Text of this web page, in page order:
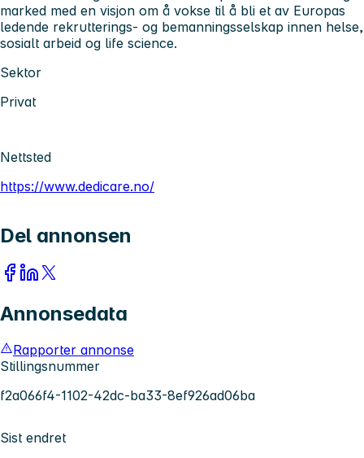
marked med en visjon om å vokse til å bli et av Europas
ledende rekrutterings- og bemanningsselskap innen helse,
sosialt arbeid og life science.
Sektor
Privat
Nettsted
https://www.dedicare.no/
Del annonsen
Annonsedata
Rapporter annonse
Stillingsnummer
f2a066f4-1102-42dc-ba33-8ef926ad06ba
Sist endret